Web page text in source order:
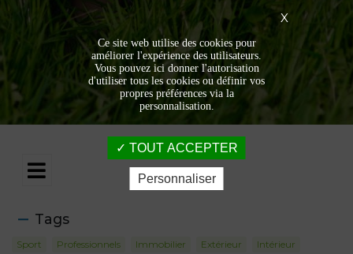
Tags
Sport Professionnels Immobilier Extérieur Intérieur
X
Ce site web utilise des cookies pour
améliorer l'expérience des utilisateurs.
Vous pouvez ici donner l'autorisation
d'utiliser tous les cookies ou définir vos
propres préférences via la
personnalisation.
TOUT ACCEPTER
Personnaliser